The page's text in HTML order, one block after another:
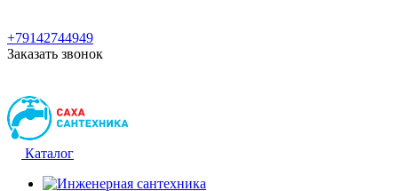
+79142744949
Заказать звонок
Каталог